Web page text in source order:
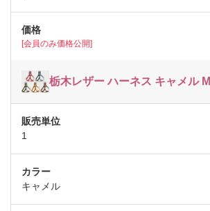
[会員のみ価格公開]
栃木レザー ハーネス キャメル M
1
キャメル